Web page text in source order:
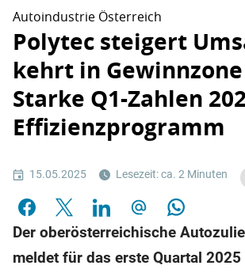
Autoindustrie Österreich
Polytec steigert
kehrt in
Starke Q1-Zahlen
Effizienzprogramm
15.05.2025 Lesezeit: ca. 2 Minuten
Der oberösterreichische
meldet für das erste Quartal